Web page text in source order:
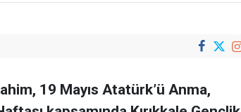
19 Mayıs Atatürk’ü Anma,